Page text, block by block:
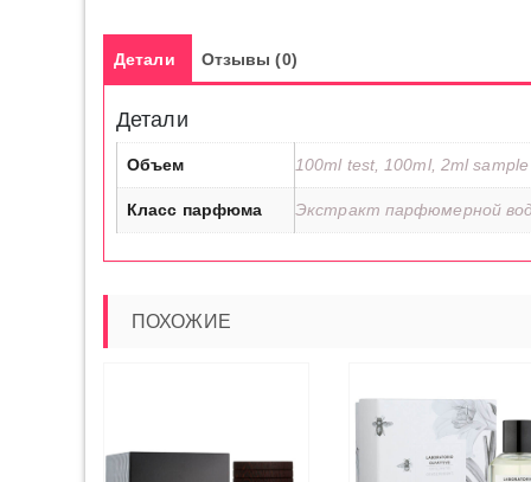
Детали Отзывы (0)
Детали
Объем 100ml test, 100ml, 2ml sample
Класс парфюма Экстракт парфюмерной
ПОХОЖИЕ